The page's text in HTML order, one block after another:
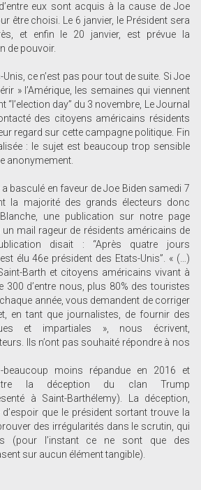
eux sont acquis à la cause de Joe
être choisi. Le 6 janvier, le Président sera
et enfin le 20 janvier, est prévue la
de pouvoir.
Unis, ce n’est pas pour tout de suite. Si Joe
» l’Amérique, les semaines qui viennent
“l’election day” du 3 novembre, Le Journal
des citoyens américains résidents
regard sur cette campagne politique. Fin
: le sujet est beaucoup trop sensible
anonymement.
basculé en faveur de Joe Biden samedi 7
la majorité des grands électeurs donc
une publication sur notre page
mail rageur de résidents américains de
disait : “Après quatre jours
élu 46e président des Etats-Unis”. « (…)
Barth et citoyens américains vivant à
300 d’entre nous, plus 80% des touristes
année, vous demandent de corriger
en tant que journalistes, de fournir des
et impartiales », nous écrivent,
Ils n’ont pas souhaité répondre à nos
moins répandue en 2016 et
la déception du clan Trump
à Saint-Barthélemy). La déception,
que le président sortant trouve la
des irrégularités dans le scrutin, qui
(pour l’instant ce ne sont que des
sur aucun élément tangible).